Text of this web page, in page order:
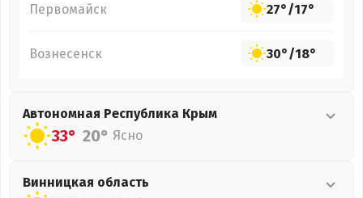
Первомайск 27°/17°
Вознесенск 30°/18°
Автономная Республика Крым
33° 20° Ясно
Винницкая область